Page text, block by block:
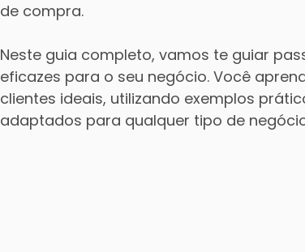
de compra.
Neste guia completo, vamos te guiar
eficazes para o seu negócio. Você
clientes ideais, utilizando exemplos
adaptados para qualquer tipo de